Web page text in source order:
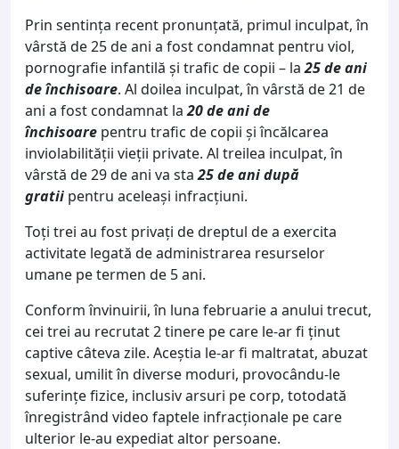
Prin sentinţa recent pronunțată, primul inculpat, în
vârstă de 25 de ani a fost condamnat pentru viol,
pornografie infantilă și trafic de copii – la25 de ani
de închisoare. Al doilea inculpat, în vârstă de 21 de
ani a fost condamnat la20 de ani de
închisoare pentru trafic de copii și încălcarea
inviolabilității vieții private. Al treilea inculpat, în
vârstă de 29 de ani va sta25 de ani după
gratii pentru aceleași infracțiuni.
Toți trei au fost privați de dreptul de a exercita
activitate legată de administrarea resurselor
umane pe termen de 5 ani.
Conform învinuirii, în luna februarie a anului trecut,
cei trei au recrutat 2 tinere pe care le-ar fi ținut
captive câteva zile. Aceștia le-ar fi maltratat, abuzat
sexual, umilit în diverse moduri, provocându-le
suferințe fizice, inclusiv arsuri pe corp, totodată
înregistrând video faptele infracționale pe care
ulterior le-au expediat altor persoane.